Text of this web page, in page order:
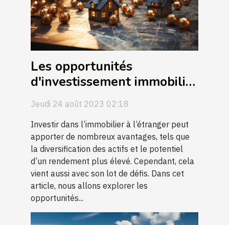
Les opportunités
d'investissement immobilier
à l'étranger
Jeudi 24 août 2023 02:18
Investir dans l’immobilier à l’étranger peut
apporter de nombreux avantages, tels que
la diversification des actifs et le potentiel
d’un rendement plus élevé. Cependant, cela
vient aussi avec son lot de défis. Dans cet
article, nous allons explorer les
opportunités...